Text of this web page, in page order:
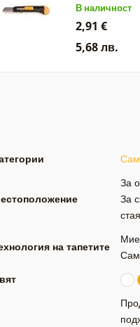
В наличност
2,91 €
5,68 лв.
За
За
стая
на тапетите